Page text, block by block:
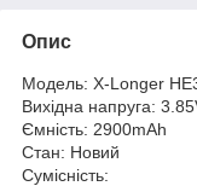
Опис
Модель: X-Longer
Вихідна напруга:
Ємність: 2900mAh
Стан: Новий
Сумісність: